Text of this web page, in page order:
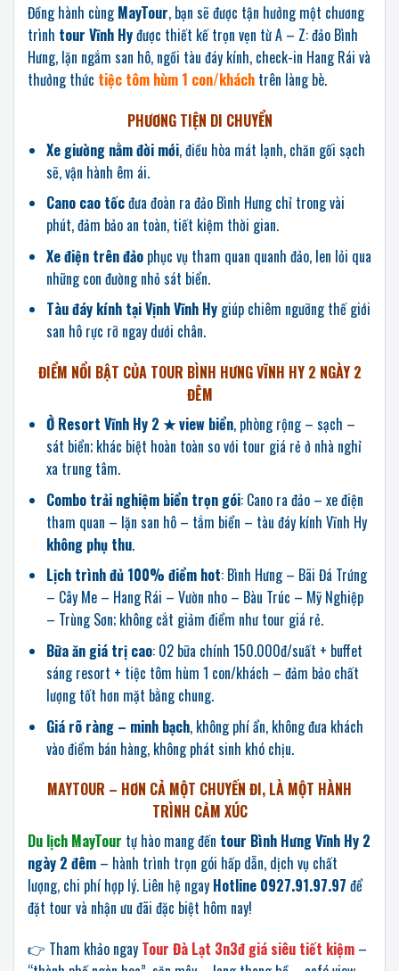
Đồng hành cùngMayTour, bạn sẽ được tận hưởng một chương
trình tour Vĩnh Hyđược thiết kế trọn vẹn từ A – Z: đảo Bình
Hưng, lặn ngắm san hô, ngồi tàu đáy kính, check-in Hang Rái và
thưởng thức tiệc tôm hùm 1 con/khách trên làng bè.
PHƯƠNG TIỆN DI CHUYỂN
Xe giường nằm đời mới, điều hòa mát lạnh, chăn gối sạch
sẽ, vận hành êm ái.
Cano cao tốcđưa đoàn ra đảo Bình Hưng chỉ trong vài
phút, đảm bảo an toàn, tiết kiệm thời gian.
Xe điện trên đảophục vụ tham quan quanh đảo, len lỏi qua
những con đường nhỏ sát biển.
Tàu đáy kính tại Vịnh Vĩnh Hygiúp chiêm ngưỡng thế giới
san hô rực rỡ ngay dưới chân.
ĐIỂM NỔI BẬT CỦA TOUR BÌNH HƯNG VĨNH HY 2 NGÀY 2
ĐÊM
Ở Resort Vĩnh Hy 2 ★ view biển, phòng rộng – sạch –
sát biển; khác biệt hoàn toàn so với tour giá rẻ ở nhà nghỉ
xa trung tâm.
Combo trải nghiệm biển trọn gói: Cano ra đảo – xe điện
tham quan – lặn san hô – tắm biển – tàu đáy kính Vĩnh Hy
không phụ thu.
Lịch trình đủ 100% điểm hot: Bình Hưng – Bãi Đá Trứng
– Cây Me – Hang Rái – Vườn nho – Bàu Trúc – Mỹ Nghiệp
– Trùng Sơn; không cắt giảm điểm như tour giá rẻ.
Bữa ăn giá trị cao: 02 bữa chính 150.000đ/suất + buffet
sáng resort + tiệc tôm hùm 1 con/khách – đảm bảo chất
lượng tốt hơn mặt bằng chung.
Giá rõ ràng – minh bạch, không phí ẩn, không đưa khách
vào điểm bán hàng, không phát sinh khó chịu.
MAYTOUR – HƠN CẢ MỘT CHUYẾN ĐI, LÀ MỘT HÀNH
TRÌNH CẢM XÚC
Du lịch MayTour tự hào mang đến tour Bình Hưng Vĩnh Hy 2
ngày 2 đêm – hành trình trọn gói hấp dẫn, dịch vụ chất
lượng, chi phí hợp lý. Liên hệ ngay Hotline 0927.91.97.97 để
đặt tour và nhận ưu đãi đặc biệt hôm nay!
👉 Tham khảo ngay Tour Đà Lạt 3n3đ giá siêu tiết kiệm –